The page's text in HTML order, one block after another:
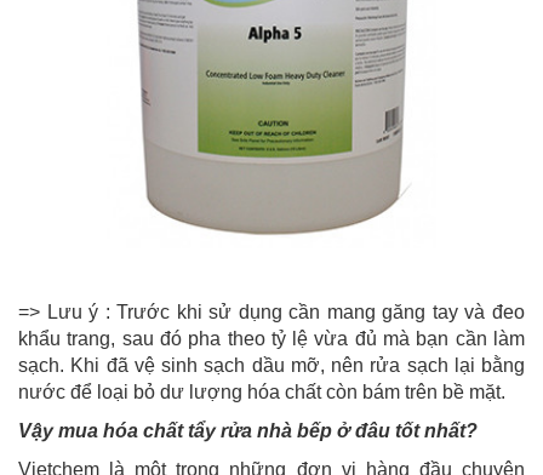
=> Lưu ý : Trước khi sử dụng cần mang găng tay và đeo
khẩu trang, sau đó pha theo tỷ lệ vừa đủ mà bạn cần làm
sạch. Khi đã vệ sinh sạch dầu mỡ, nên rửa sạch lại bằng
nước để loại bỏ dư lượng hóa chất còn bám trên bề mặt.
Vậy mua hóa chất tẩy rửa nhà bếp ở đâu tốt nhất?
Vietchem là một trong những đơn vị hàng đầu chuyên